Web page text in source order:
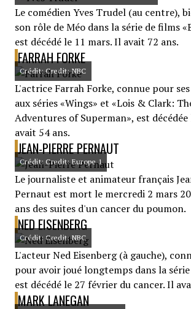
Le comédien Yves Trudel (au centre),
son rôle de Méo dans la série de films
est décédé le 11 mars. Il avait 72 ans.
FARRAH FORKE
Crédit: Credit: NBC
L'actrice Farrah Forke, connue pour
aux séries «Wings» et «Lois & Clark:
Adventures of Superman», est décédée
avait 54 ans.
JEAN-PIERRE PERNAUT
Crédit: Credit: Europe 1
Le journaliste et animateur français
Pernaut est mort le mercredi 2 mars
ans des suites d'un cancer du poumon.
NED EISENBERG
Crédit: Credit: NBC
L'acteur Ned Eisenberg (à gauche),
pour avoir joué longtemps dans la
est décédé le 27 février du cancer. Il
MARK LANEGAN